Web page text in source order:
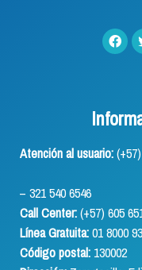
Atención al usuario:
(+57)
– 321 540 6546
Call Center:(+57) 605
Línea Gratuita:01 8000
Código postal: 130002